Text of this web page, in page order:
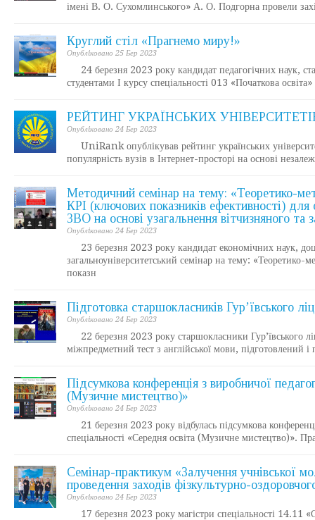
імені В. О. Сухомлинського» А. О. Подгорна провели
Круглий стіл «Прагнемо миру!»
Опублiковано 25 Бер 2023
24 березня 2023 року кандидат педагогічних наук,
студентами І курсу спеціальності 013 «Початкова
РЕЙТИНГ УКРАЇНСЬКИХ
Опублiковано 24 Бер 2023
UniRank опублікував рейтинг українських
популярність вузів в Інтернет-просторі на основі
Методичний семінар на тему: «Теоретико-
КРІ (ключових показників ефективності)
ЗВО на основі узагальнення вітчизняного та
Опублiковано 24 Бер 2023
23 березня 2023 року кандидат економічних наук,
загальноуніверситетський семінар на тему: «Теоретико-
показн
Підготовка старшокласників Гур’ївського
Опублiковано 24 Бер 2023
22 березня 2023 року старшокласники Гур’ївського
міжпредметний тест з англійської мови,
Підсумкова конференція з виробничої
(Музичне мистецтво)»
Опублiковано 24 Бер 2023
21 березня 2023 року відбулась підсумкова
спеціальності «Середня освіта (Музичне мистецтво)».
Семінар-практикум «Залучення учнівської
проведення заходів фізкультурно-
Опублiковано 24 Бер 2023
17 березня 2023 року магістри спеціальності 14.11